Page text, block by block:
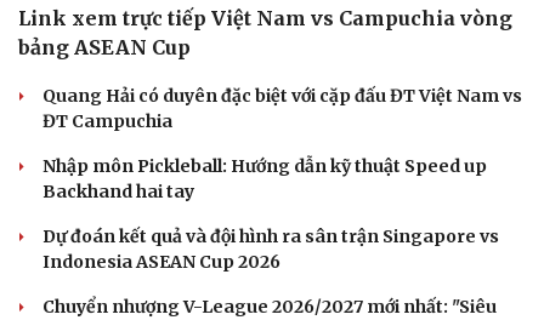
Link xem trực tiếp Việt Nam vs Campuchia vòng
bảng ASEAN Cup
Quang Hải có duyên đặc biệt với cặp đấu ĐT Việt Nam vs
ĐT Campuchia
Nhập môn Pickleball: Hướng dẫn kỹ thuật Speed up
Backhand hai tay
Dự đoán kết quả và đội hình ra sân trận Singapore vs
Indonesia ASEAN Cup 2026
Chuyển nhượng V-League 2026/2027 mới nhất: "Siêu